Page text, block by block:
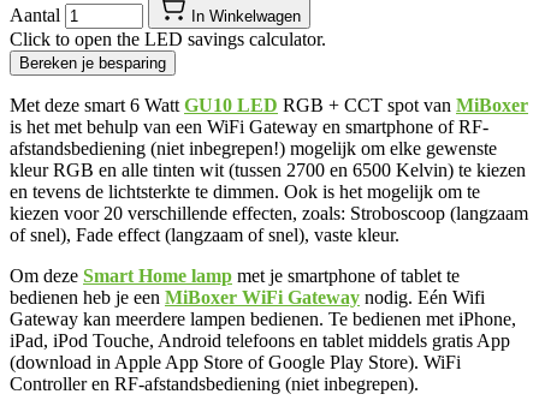
Aantal In Winkelwagen
Click to open the LED savings calculator.
Bereken je besparing
Met deze smart 6 Watt GU10 LED RGB + CCT spot van MiBoxer
is het met behulp van een WiFi Gateway en smartphone of RF-
afstandsbediening (niet inbegrepen!) mogelijk om elke gewenste
kleur RGB en alle tinten wit (tussen 2700 en 6500 Kelvin) te kiezen
en tevens de lichtsterkte te dimmen. Ook is het mogelijk om te
kiezen voor 20 verschillende effecten, zoals: Stroboscoop (langzaam
of snel), Fade effect (langzaam of snel), vaste kleur.
Om deze Smart Home lamp met je smartphone of tablet te
bedienen heb je een MiBoxer WiFi Gateway nodig. Eén Wifi
Gateway kan meerdere lampen bedienen. Te bedienen met iPhone,
iPad, iPod Touche, Android telefoons en tablet middels gratis App
(download in Apple App Store of Google Play Store). WiFi
Controller en RF-afstandsbediening (niet inbegrepen).